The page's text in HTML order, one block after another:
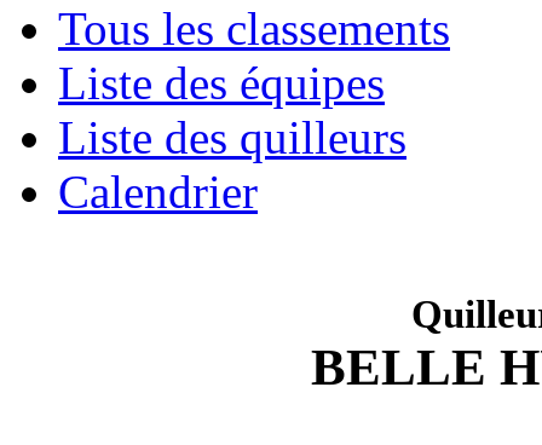
Tous les classements
Liste des équipes
Liste des quilleurs
Calendrier
BELLE